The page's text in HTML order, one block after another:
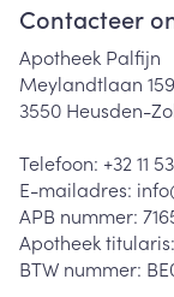
Contacteer
Apotheek Palfijn
Meylandtlaan 159
3550 Heusden-
Telefoon: +32 11
E-mailadres:
APB nummer:
Apotheek titularis:
BTW nummer: